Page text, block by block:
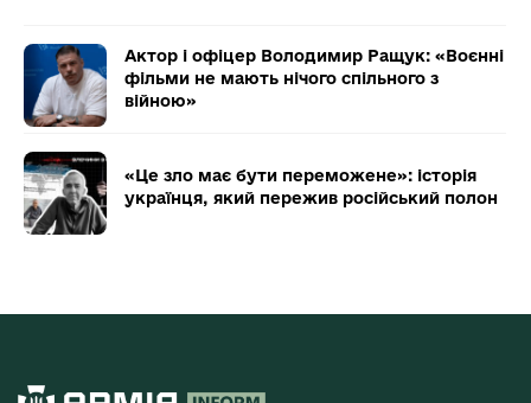
Актор і офіцер Володимир Ращук: «Воєнні
фільми не мають нічого спільного з
війною»
«Це зло має бути переможене»: історія
українця, який пережив російський полон